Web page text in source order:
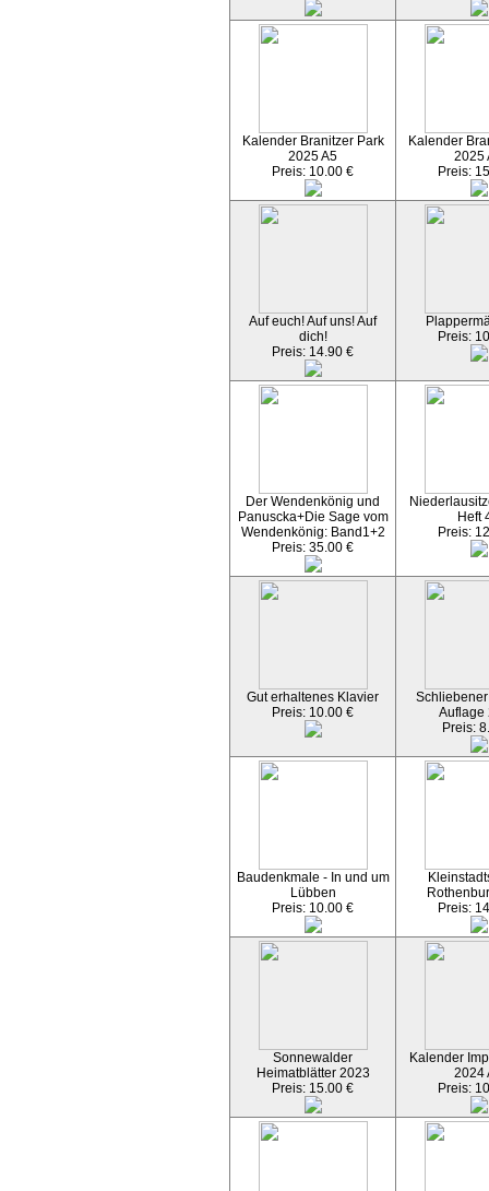
Kalender Branitzer Park
2025 A5
Preis: 10.00 €
Kalender
2025
Preis:
Auf euch! Auf uns! Auf
dich!
Preis: 14.90 €
Preis:
Der Wendenkönig und
Panuscka+Die Sage vom
Wendenkönig: Band1+2
Preis: 35.00 €
Heft
Preis:
Gut erhaltenes Klavier
Preis: 10.00 €
Auflage
Preis:
Baudenkmale - In und um
Lübben
Preis: 10.00 €
Preis:
Sonnewalder
Heimatblätter 2023
Preis: 15.00 €
Kalender
2024
Preis: